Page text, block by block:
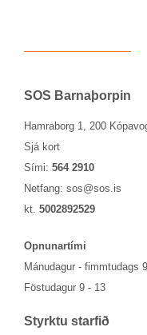
SOS Barna­þorp­in
Hamraborg 1, 200
Sjá kort
Sími: 564 2910
Netfang: sos@sos.is
kt. 5002892529
Opn­un­ar­tími
Mánu­dag­ur - fimmtu­dags
Föstu­dag­ur 9 - 13
Styrktu starf­ið